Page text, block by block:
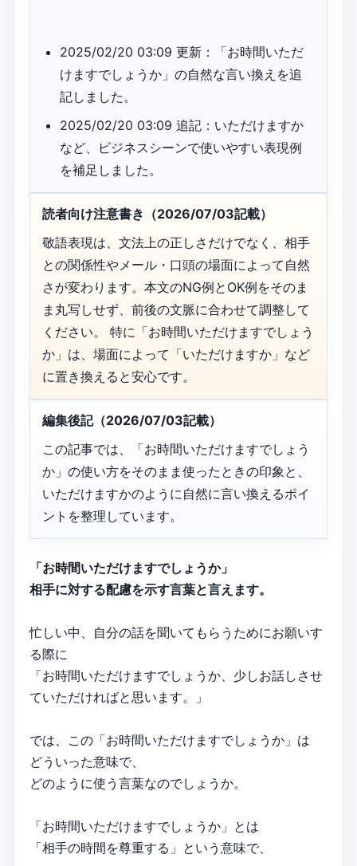
2025/02/20 03:09 更新：「お時間いただ
けますでしょうか」の自然な言い換えを追
記しました。
2025/02/20 03:09 追記：いただけますか
など、ビジネスシーンで使いやすい表現例
を補足しました。
読者向け注意書き（2026/07/03記載）
敬語表現は、文法上の正しさだけでなく、相手
との関係性やメール・口頭の場面によって自然
さが変わります。本文のNG例とOK例をそのま
ま丸写しせず、前後の文脈に合わせて調整して
ください。 特に「お時間いただけますでしょう
か」は、場面によって「いただけますか」など
に置き換えると安心です。
編集後記（2026/07/03記載）
この記事では、「お時間いただけますでしょう
か」の使い方をそのまま使ったときの印象と、
いただけますかのように自然に言い換えるポイ
ントを整理しています。
「お時間いただけますでしょうか」
相手に対する配慮を示す言葉と言えます。
忙しい中、自分の話を聞いてもらうためにお願いす
る際に
「お時間いただけますでしょうか、少しお話しさせ
ていただければと思います。」
では、この「お時間いただけますでしょうか」は
どういった意味で、
どのように使う言葉なのでしょうか。
「お時間いただけますでしょうか」とは
「相手の時間を尊重する」という意味で、